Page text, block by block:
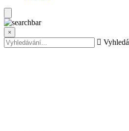
×